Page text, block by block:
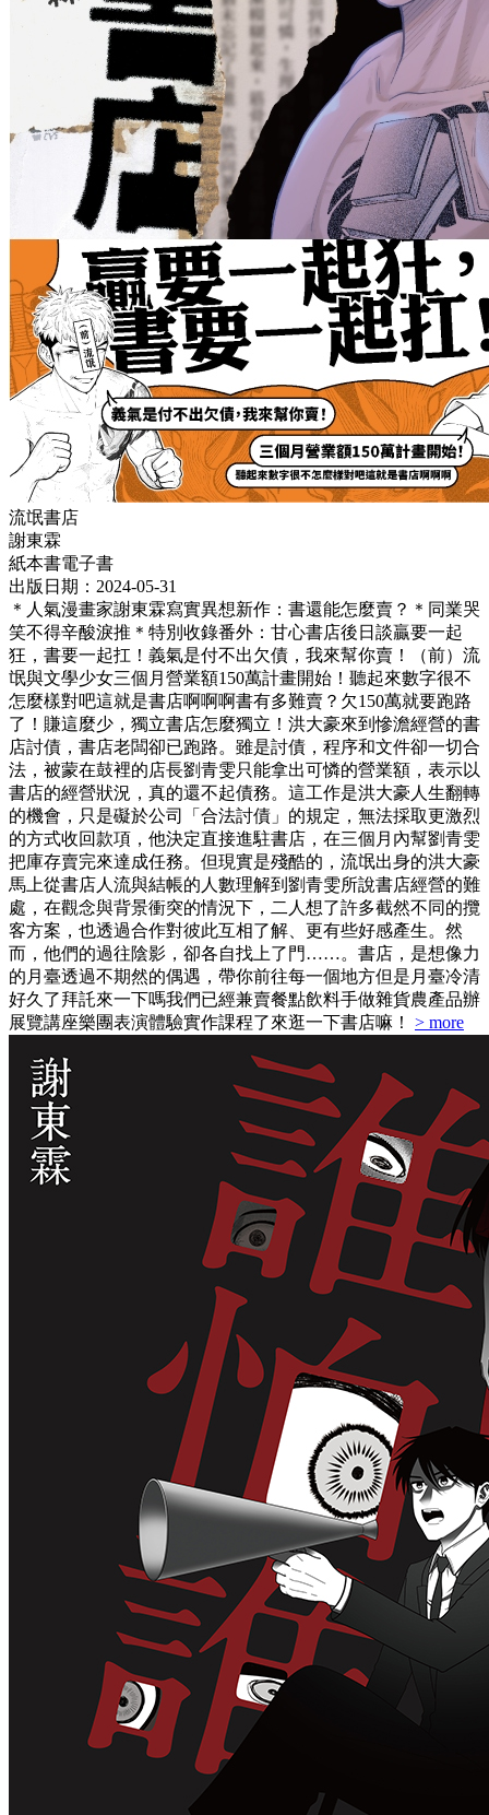
流氓書店
謝東霖
紙本書電子書
出版日期：2024-05-31
＊人氣漫畫家謝東霖寫實異想新作：書還能怎麼賣？＊同業哭
笑不得辛酸淚推＊特別收錄番外：甘心書店後日談贏要一起
狂，書要一起扛！義氣是付不出欠債，我來幫你賣！（前）流
氓與文學少女三個月營業額150萬計畫開始！聽起來數字很不
怎麼樣對吧這就是書店啊啊啊書有多難賣？欠150萬就要跑路
了！賺這麼少，獨立書店怎麼獨立！洪大豪來到慘澹經營的書
店討債，書店老闆卻已跑路。雖是討債，程序和文件卻一切合
法，被蒙在鼓裡的店長劉青雯只能拿出可憐的營業額，表示以
書店的經營狀況，真的還不起債務。這工作是洪大豪人生翻轉
的機會，只是礙於公司「合法討債」的規定，無法採取更激烈
的方式收回款項，他決定直接進駐書店，在三個月內幫劉青雯
把庫存賣完來達成任務。但現實是殘酷的，流氓出身的洪大豪
馬上從書店人流與結帳的人數理解到劉青雯所說書店經營的難
處，在觀念與背景衝突的情況下，二人想了許多截然不同的攬
客方案，也透過合作對彼此互相了解、更有些好感產生。然
而，他們的過往陰影，卻各自找上了門……。書店，是想像力
的月臺透過不期然的偶遇，帶你前往每一個地方但是月臺冷清
好久了拜託來一下嗎我們已經兼賣餐點飲料手做雜貨農產品辦
展覽講座樂團表演體驗實作課程了來逛一下書店嘛！ > more